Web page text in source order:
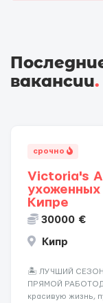
вакансии.
срочно
Victoria's
Кипре
30000 €
Кипр
🏝️ ЛУЧШИЙ СЕЗОН
ПРЯМОЙ
красивую жизнь,